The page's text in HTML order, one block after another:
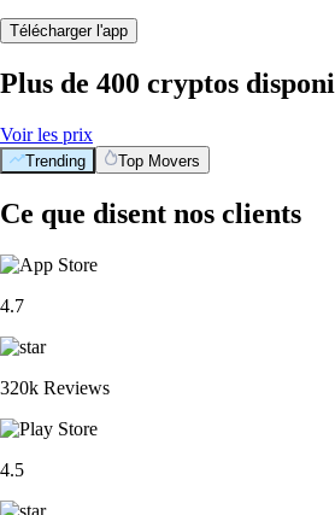
Télécharger l'app
Plus de 400 cryptos
Voir les prix
Trending Top Movers
Ce que disent nos clients
4.7
320k Reviews
4.5